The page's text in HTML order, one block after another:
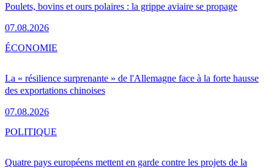
Poulets, bovins et ours polaires : la grippe aviaire se propage
07.08.2026
La « résilience surprenante » de l'Allemagne face à la forte hausse
des exportations chinoises
07.08.2026
ÉCONOMIE
Quatre pays européens mettent en garde contre les projets de la
POLITIQUE